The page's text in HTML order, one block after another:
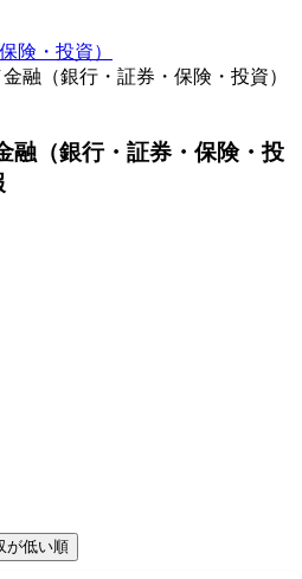
険・投資）
融（銀行・証券・保険・投資）
融（銀行・証券・保険・投
が低い順